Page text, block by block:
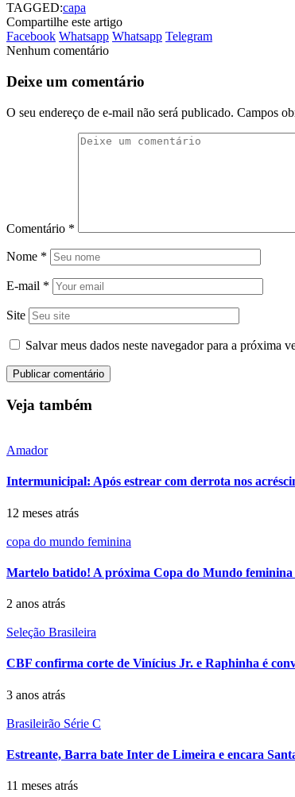
TAGGED:capa
Compartilhe este artigo
Facebook Whatsapp Whatsapp Telegram
Nenhum comentário
Deixe um comentário
O seu endereço de e-mail não será publicado. Campos
Comentário *
Nome *
E-mail *
Site
Salvar meus dados neste navegador para a próxima
Veja também
Amador
Intermunicipal: Após estrear com derrota nos
12 meses atrás
copa do mundo feminina
Martelo batido! A próxima Copa do Mundo feminina
2 anos atrás
Seleção Brasileira
CBF confirma corte de Vinícius Jr. e Raphinha é
3 anos atrás
Brasileirão Série C
Estreante, Barra bate Inter de Limeira e encara
11 meses atrás